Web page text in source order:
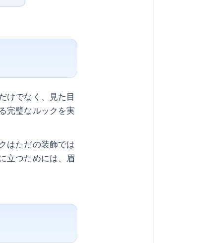
けでなく、見た目
完璧なルックを実
はただの装飾では
立つためには、眉